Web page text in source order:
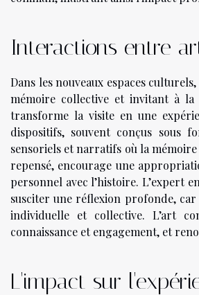
Interactions entre
Dans les nouveaux espaces
mémoire collective et invitant à
transforme la visite en une
dispositifs, souvent conçus sous
sensoriels et narratifs où la
repensé, encourage une
personnel avec l’histoire. L’expert
susciter une réflexion profonde,
individuelle et collective. L’art
connaissance et engagement, et
L'impact sur